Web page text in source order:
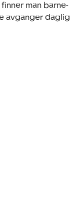
man barne-
avganger daglig